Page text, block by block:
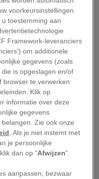
ze paarde ook
coalitie in de
van weer een
kregen de
grondslag lag aan
nu blijkt dat dit
van iedere coalitie
beschermde
haar welpen
ze met opzet
voorkeursinstellingen.
u toestemming aan
Framework-leveranciers
om additionele
gegevens (zoals
die is opgeslagen en/of
browser te verwerken
Klik op
informatie over deze
gegevens
Zie ook onze
. Als je niet instemt met
je persoonlijke
dan op "Afwijzen”.
aanpassen, bezwaar